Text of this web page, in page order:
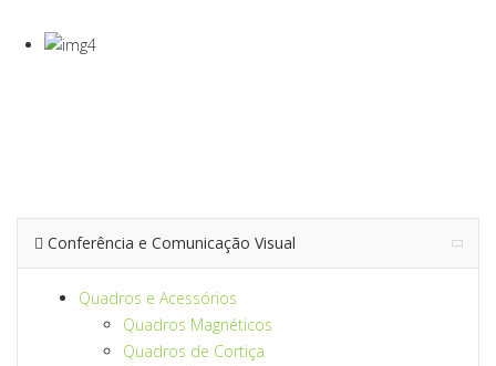
Conferência e Comunicação Visual
Quadros e Acessórios
Quadros Magnéticos
Quadros de Cortiça